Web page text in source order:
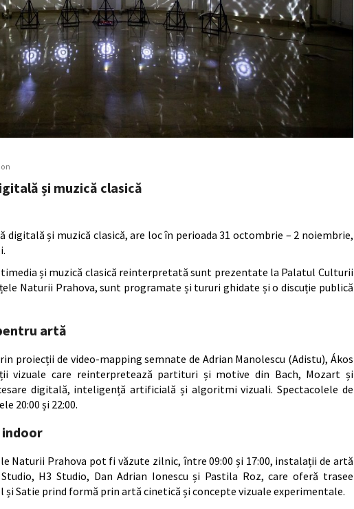
și muzică clasică
digitală și muzică clasică, are loc în perioada 31 octombrie – 2 noiembrie,
și muzică clasică reinterpretată sunt prezentate la Palatul Culturii
Naturii Prahova, sunt programate și tururi ghidate și o discuție publică
artă
proiecții de video-mapping semnate de Adrian Manolescu (Adistu), Ákos
vizuale care reinterpretează partituri și motive din Bach, Mozart și
digitală, inteligență artificială și algoritmi vizuali. Spectacolele de
20:00 și 22:00.
indoor
Naturii Prahova pot fi văzute zilnic, între 09:00 și 17:00, instalații de artă
H3 Studio, Dan Adrian Ionescu și Pastila Roz, care oferă trasee
și Satie prind formă prin artă cinetică și concepte vizuale experimentale.